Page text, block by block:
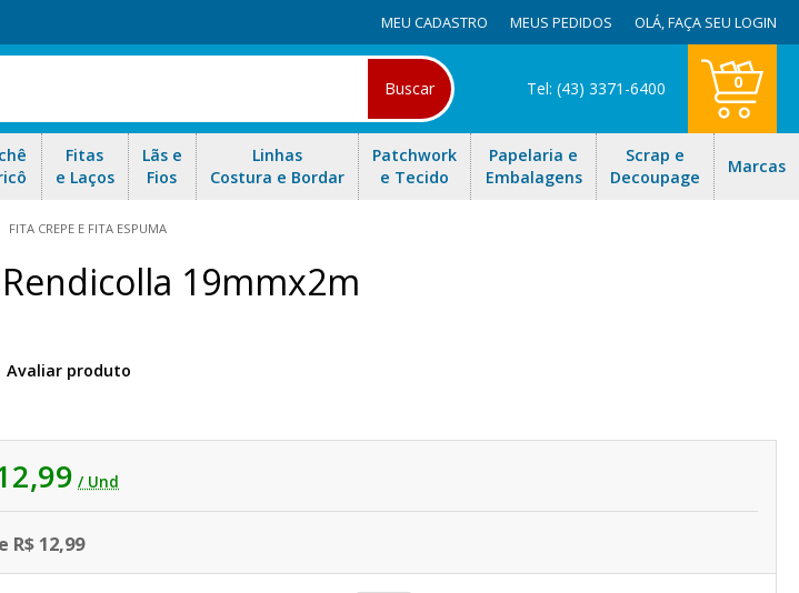
MEU CADASTRO MEUS PEDIDOS OLÁ,FAÇA SEU LOGIN
Buscar Tel: (43) 3371-6400 0
Fitas
e Laços
Lãs e
Fios
Linhas
Costura e Bordar
Patchwork
e Tecido
Papelaria e
Embalagens
Scrap e
Decoupage
Marcas
FITA CREPE E FITA ESPUMA
19mmx2m
Avaliar produto
/ Und
R$ 12,99